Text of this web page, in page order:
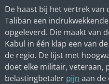
De haast bij het vertrek van
Taliban een
opgeleverd. Die maakt van
Kabul in één klap een van
de regio. De lijst met
doet elke militair, veteraan,
belastingbetaler pijn aan de